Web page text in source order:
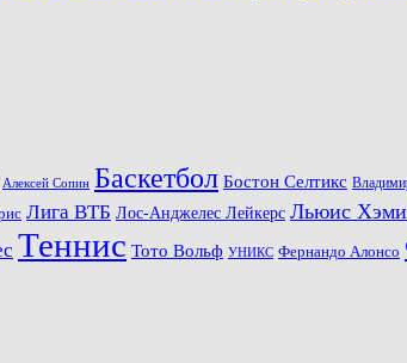
Алексей Сопин Баскетбол Бостон Селтикс
Лига ВТБ Лос-Анджелес Лейкерс Льюис
Теннис Тото Вольф УНИКС Фернандо Алонсо